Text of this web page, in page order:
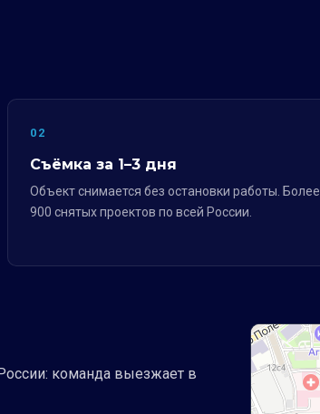
02
Съёмка за 1–3 дня
Объект снимается без остановки работы. Более
900 снятых проектов по всей России.
команда выезжает в